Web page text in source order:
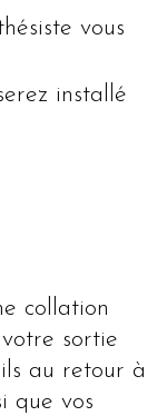
vous
installé
collation
sortie
au retour à
que vos